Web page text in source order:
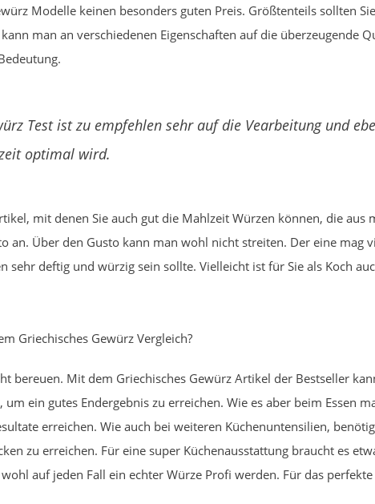
Modelle keinen besonders guten Preis. Größtenteils sollten
man an verschiedenen Eigenschaften auf die überzeugende
Test ist zu empfehlen sehr auf die Vearbeitung und
optimal wird.
mit denen Sie auch gut die Mahlzeit Würzen können, die
an. Über den Gusto kann man wohl nicht streiten. Der eine mag
sehr deftig und würzig sein sollte. Vielleicht ist für Sie als Koch
Griechisches Gewürz Vergleich?
bereuen. Mit dem Griechisches Gewürz Artikel der Bestseller
ein gutes Endergebnis zu erreichen. Wie es aber beim Essen
erreichen. Wie auch bei weiteren Küchenuntensilien,
zu erreichen. Für eine super Küchenausstattung braucht es
auf jeden Fall ein echter Würze Profi werden. Für das